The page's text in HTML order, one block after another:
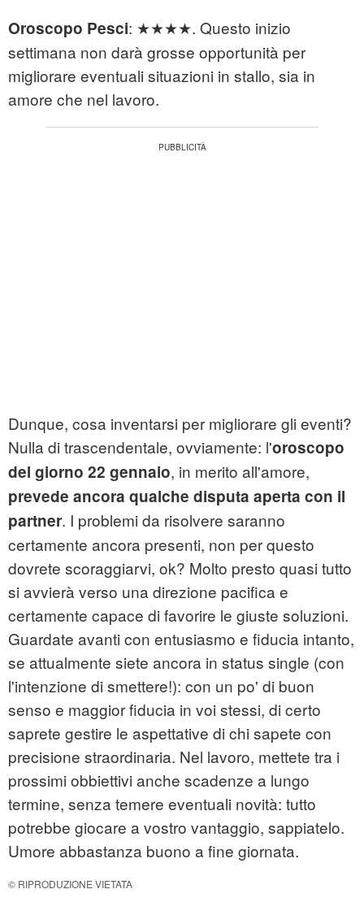
Oroscopo Pesci: ★★★★. Questo inizio
settimana non darà grosse opportunità per
migliorare eventuali situazioni in stallo, sia in
amore che nel lavoro.
Dunque, cosa inventarsi per migliorare gli eventi?
Nulla di trascendentale, ovviamente: l'oroscopo
del giorno 22 gennaio, in merito all'amore,
prevede ancora qualche disputa aperta con il
partner. I problemi da risolvere saranno
certamente ancora presenti, non per questo
dovrete scoraggiarvi, ok? Molto presto quasi tutto
si avvierà verso una direzione pacifica e
certamente capace di favorire le giuste soluzioni.
Guardate avanti con entusiasmo e fiducia intanto,
se attualmente siete ancora in status single (con
l'intenzione di smettere!): con un po' di buon
senso e maggior fiducia in voi stessi, di certo
saprete gestire le aspettative di chi sapete con
precisione straordinaria. Nel lavoro, mettete tra i
prossimi obbiettivi anche scadenze a lungo
termine, senza temere eventuali novità: tutto
potrebbe giocare a vostro vantaggio, sappiatelo.
Umore abbastanza buono a fine giornata.
© RIPRODUZIONE VIETATA